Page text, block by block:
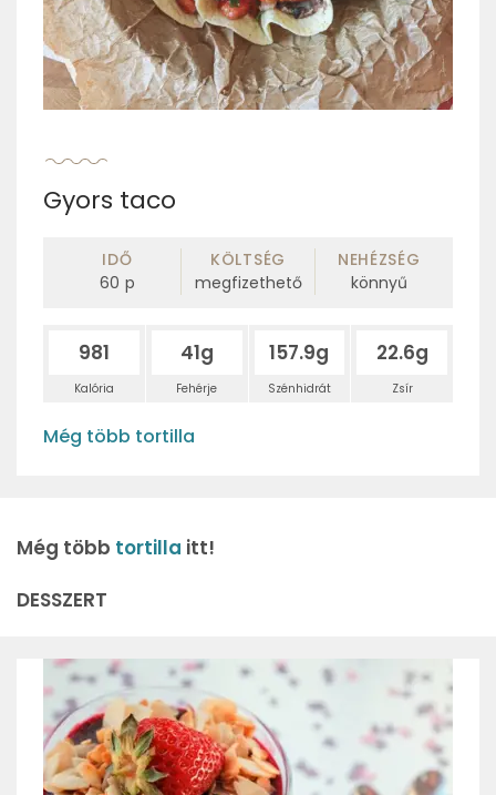
Gyors taco
IDŐ
60 p
KÖLTSÉG
megfizethető
NEHÉZSÉG
könnyű
981
Kalória
41g
Fehérje
157.9g
Szénhidrát
22.6g
Zsír
Még több tortilla
Még több tortilla itt!
DESSZERT